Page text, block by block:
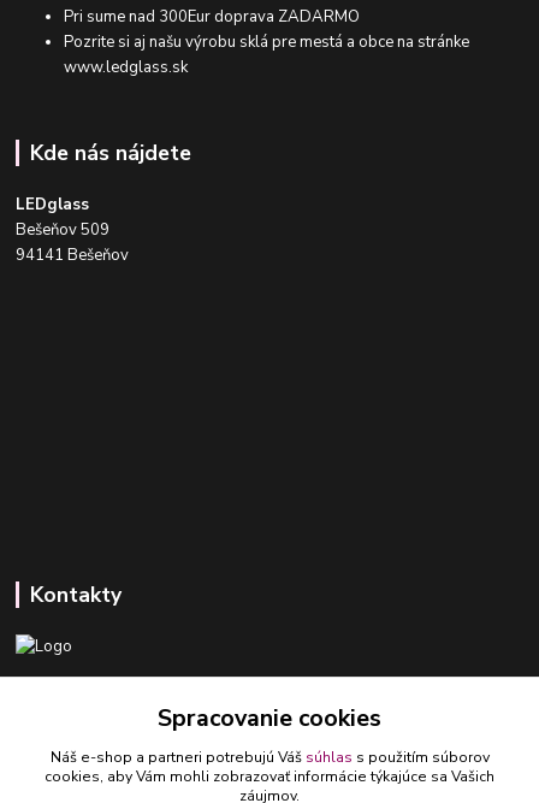
Pri sume nad 300Eur doprava ZADARMO
Pozrite si aj našu výrobu sklá pre mestá a obce na stránke
www.ledglass.sk
Kde nás nájdete
LEDglass
Bešeňov 509
94141 Bešeňov
Kontakty
ledlumar@ledlumar.sk
Spracovanie cookies
Náš e-shop a partneri potrebujú Váš súhlas s použitím súborov
cookies, aby Vám mohli zobrazovať informácie týkajúce sa Vašich
záujmov.